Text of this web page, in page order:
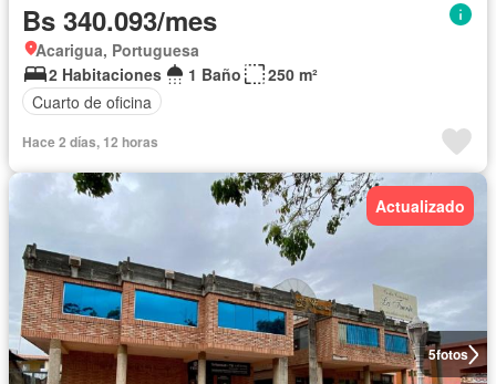
Bs 340.093/mes
Acarigua, Portuguesa
2 Habitaciones
1 Baño
250 m²
Cuarto de oficina
Hace 2 días, 12 horas
5fotos
Actualizado